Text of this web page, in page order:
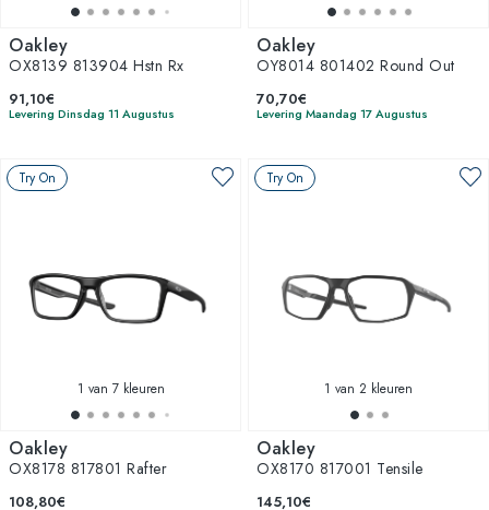
Oakley
OX8139 813904 Hstn Rx
91,10€
Levering Dinsdag 11 Augustus
Oakley
OY8014 801402 Round Out
70,70€
Levering Maandag 17 Augustus
Try On
1 van 7 kleuren
Oakley
OX8178 817801 Rafter
108,80€
Try On
1 van 2 kleuren
Oakley
OX8170 817001 Tensile
145,10€